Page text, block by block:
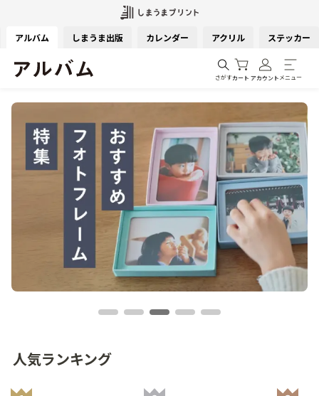
アルバム しまうま出版 カレンダー アクリル ステッカー
さがすカート アカウント メニュー
人気ランキング